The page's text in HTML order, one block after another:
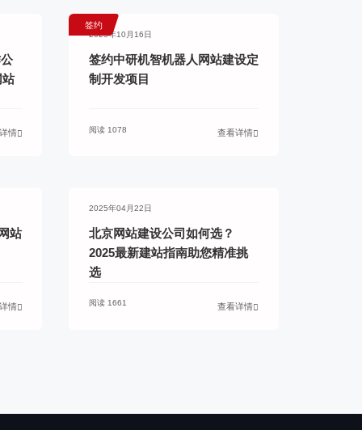
站
情
签约
2025年10月16日
签约中研机智机器人网站建设定
制开发项目
阅读 1078 查看详情
站
情
2025年04月22日
北京网站建设公司如何选？
2025最新建站指南助您精准挑
选
阅读 1661 查看详情